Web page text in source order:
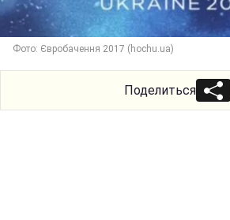
Фото: Євробачення 2017 (hochu.ua)
Поделиться